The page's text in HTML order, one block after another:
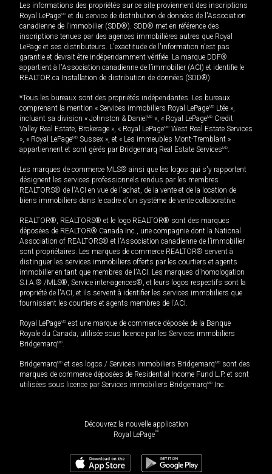
Les informations des propriétés sur ce site proviennent des inscriptions
Royal LePageMD et du service de distribution de données de l'Association
canadienne de l’immobilier (SDD®). SDD® met en référence des
inscriptions tenues par des agences immobilières autres que Royal
LePage et ses distributeurs. L'exactitude de l'information n'est pas
garantie et devrait être indépendamment vérifiée. La marque DDF®
appartient à l'Association canadienne de l’immobilier (ACI) et identifie le
REALTOR.ca Installation de distribution de données (SDD®).
*Tous les bureaux sont des propriétés indépendantes. Les bureaux
comprenant la mention « Services immobiliers Royal LePageMD Ltée »,
incluant sa division « Johnston & Daniel MD », « Royal LePageMD Credit
Valley Real Estate, Brokerage », « Royal LePageMD West Real Estate Services
», « Royal LePageMD Sussex », et « Les immeubles Mont-Tremblant »
appartiennent et sont gérés par Bridgemarq Real Estate ServicesMD
Les marques de commerce MLS® ainsi que les logos qui s'y rapportent
désignent les services professionnels rendus par les membres
REALTORS® de l'ACI en vue de l'achat, de la vente et de la location de
biens immobiliers dans le cadre d'un système de vente collaborative.
REALTOR®, REALTORS® et le logo REALTOR® sont des marques
déposées de REALTOR® Canada Inc., une compagnie dont la National
Association of REALTORS® et l'Association canadienne de l’immobilier
sont propriétaires. Les marques de commerce REALTOR® servent à
distinguer les services immobiliers offerts par les courtiers et agents
immobilier en tant que membres de l'ACI. Les marques d'homologation
S.I.A.® /MLS®, Service inter-agences®, et leurs logos respectifs sont la
propriété de l'ACI, et ils servent à identifier les services immobiliers que
fournissent les courtiers et agents membres de l'ACI.
Royal LePageMD est une marque de commerce déposée de la Banque
Royale du Canada, utilisée sous licence par les Services immobiliers
BridgemarqMD
BridgemarqMD et ses logos / Services immobiliers BridgemarqMD sont des
marques de commerce déposées de Residential Income Fund L.P. et sont
utilisées sous licence par Services immobiliers BridgemarqMD Inc.
Découvrez la nouvelle application
Royal LePageMD